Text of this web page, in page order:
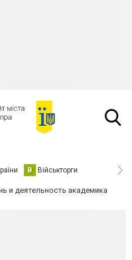
В Військторги
и деятельность академика